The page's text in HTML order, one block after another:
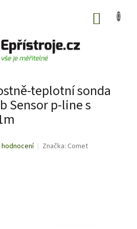
teplotní sonda
Sensor p-line s
Značka: Comet